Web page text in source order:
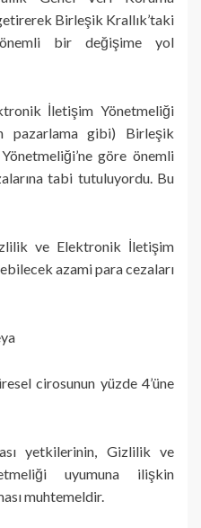
Birleşik Krallık’taki
bir değişime yol
İletişim Yönetmeliği
pazarlama gibi) Birleşik
göre önemli
tabi tutuluyordu. Bu
ve Elektronik İletişim
azami para cezaları
cirosunun yüzde 4’üne
yetkilerinin, Gizlilik ve
uyumuna ilişkin
muhtemeldir.